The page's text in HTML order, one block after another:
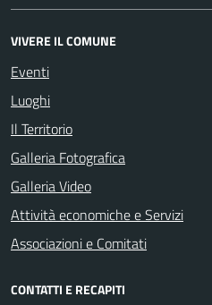
VIVERE IL COMUNE
Eventi
Luoghi
Il Territorio
Galleria Fotografica
Galleria Video
Attività economiche e Servizi
Associazioni e Comitati
CONTATTI E RECAPITI